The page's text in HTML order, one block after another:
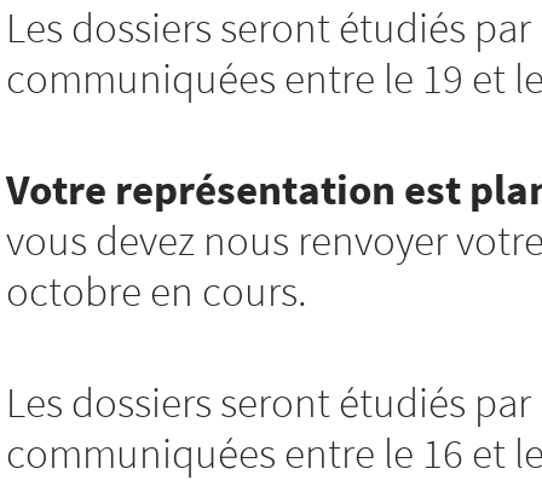
Les dossiers seront étudiés
communiquées entre le 19 et
Votre représentation est
vous devez nous renvoyer
octobre en cours.
Les dossiers seront étudiés
communiquées entre le 16 et